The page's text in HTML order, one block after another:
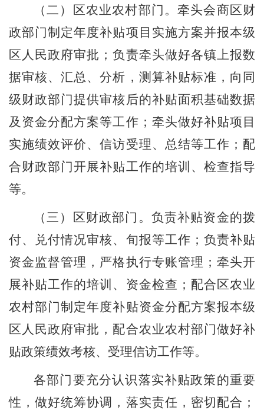
（二） 区农业农村部门 。牵头会商 区财
政部门制定年度补贴项目实施方案并报本级
区人民政府审批；负责牵头做好各镇上报数
据审核、汇总、分析，测算补贴标准，向 同
级财政部门提供审核后的补贴面积基础数据
及资金分配方案等工作；牵头做好补贴项目
实施绩效评价、信访受理、总结等工作；配
合财政部门开展补贴工作的培训、检查指导
等。
（三）
区财政部门 。 负责补贴资金的拨
付、兑付情况审核、旬报等工作；负责补贴
资金监督管理，严格执行专账管理；牵头开
展补贴工作的培训、资金检查；配合 区农业
农村部门制定年度补贴资金分配方案报本级
区人民政府审批，配合农业农村部门做好补
贴政策绩效考核、 受理信访工作等。
各部门要充分认识落实补贴政策的重要
性，做好统筹协调，落实责任，密切配合；